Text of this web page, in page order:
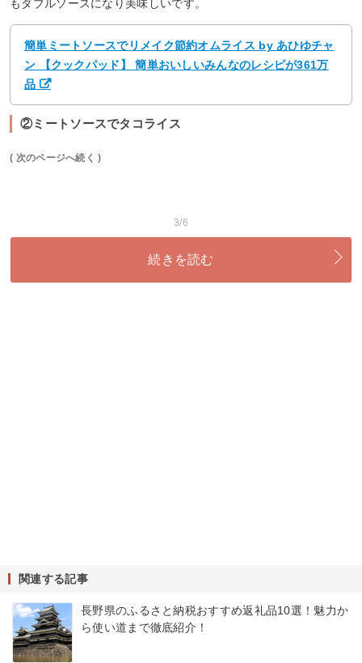
もダブルソースになり美味しいです。
簡単ミートソースでリメイク節約オムライス by あひゆチャ
ン 【クックパッド】 簡単おいしいみんなのレシピが361万
品
②ミートソースでタコライス
( 次のページへ続く )
3/6
続きを読む
関連する記事
長野県のふるさと納税おすすめ返礼品10選！魅力か
ら使い道まで徹底紹介！